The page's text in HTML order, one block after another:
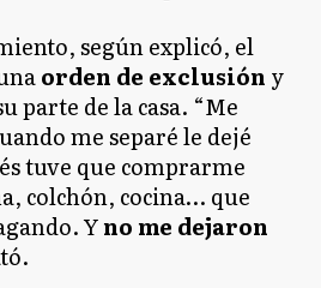
según explicó, el
orden de exclusión y
parte de la casa. “Me
me separé le dejé
tuve que comprarme
colchón, cocina… que
Yno me dejaron